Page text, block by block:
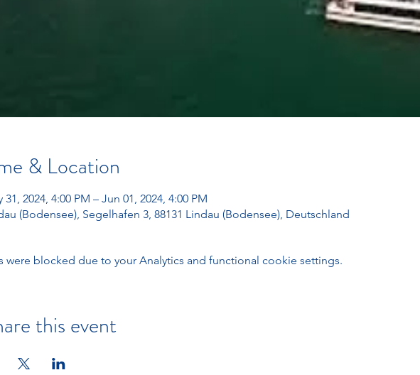
& Location
31, 2024, 4:00 PM – Jun 01, 2024, 4:00 PM
(Bodensee), Segelhafen 3, 88131 Lindau (Bodensee), Deutschland
were blocked due to your Analytics and functional cookie settings.
this event